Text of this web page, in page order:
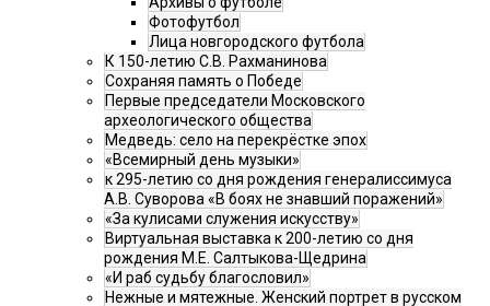
Фотофутбол
Лица новгородского футбола
К 150-летию С.В. Рахманинова
Сохраняя память о Победе
Первые председатели Московского
археологического общества
Медведь: село на перекрёстке эпох
«Всемирный день музыки»
к 295-летию со дня рождения генералиссимуса
А.В. Суворова «В боях не знавший поражений»
«За кулисами служения искусству»
Виртуальная выставка к 200-летию со дня
рождения М.Е. Салтыкова-Щедрина
«И раб судьбу благословил»
Нежные и мятежные. Женский портрет в русском